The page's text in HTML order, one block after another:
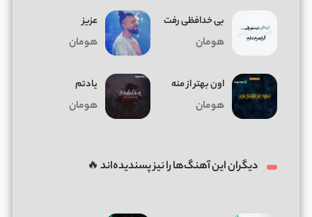
بی خدافظی رفت
هومان
عزیز
هومان
اون بهتر از منه
هومان
یادتم
هومان
دیگران این آهنگ‌ها را نیز پسندیده‌اند 🔥